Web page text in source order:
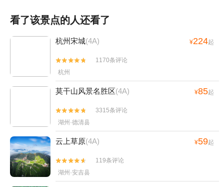
看了该景点的人还看了
杭州宋城(4A) ¥224起


1170条评论
杭州
莫干山风景名胜区(4A) ¥85起


3315条评论
湖州·德清县
云上草原(4A) ¥59起


119条评论
湖州·安吉县